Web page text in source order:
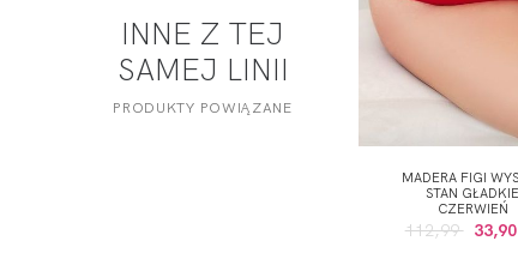
INNE Z TEJ
SAMEJ LINII
PRODUKTY POWIĄZANE
MADERA FIGI
STAN GŁADKIE
CZERWIEŃ
112,99